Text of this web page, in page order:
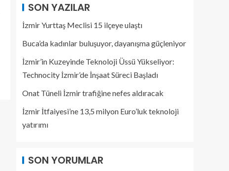
SON YAZILAR
İzmir Yurttaş Meclisi 15 ilçeye ulaştı
Buca’da kadınlar buluşuyor, dayanışma güçleniyor
İzmir’in Kuzeyinde Teknoloji Üssü Yükseliyor:
Technocity İzmir’de İnşaat Süreci Başladı
Onat Tüneli İzmir trafiğine nefes aldıracak
İzmir İtfaiyesi’ne 13,5 milyon Euro’luk teknoloji
yatırımı
SON YORUMLAR